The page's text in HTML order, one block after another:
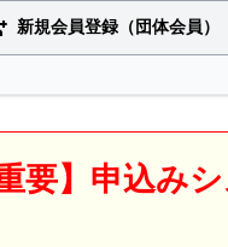
新規会員登録（団体会員）
重要】申込み